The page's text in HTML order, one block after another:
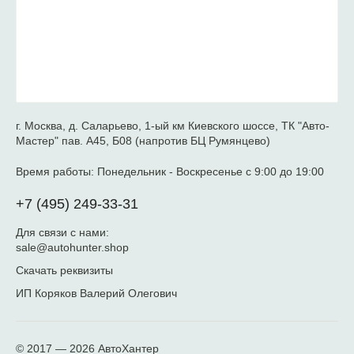
г. Москва, д. Саларьево, 1-ый км Киевского шоссе, ТК "Авто-
Мастер" пав. А45, Б08 (напротив БЦ Румянцево)
Время работы: Понедельник - Воскресенье с 9:00 до 19:00
+7 (495) 249-33-31
Для связи с нами:
sale@autohunter.shop
Скачать реквизиты
ИП Коряков Валерий Олегович
© 2017 — 2026 АвтоХантер